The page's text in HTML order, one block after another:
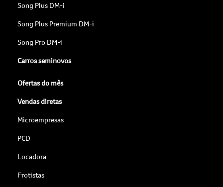
Song Plus DM-i
Song Plus Premium DM-i
Song Pro DM-i
Carros seminovos
Ofertas do mês
Vendas diretas
Microempresas
PCD
Locadora
Frotistas